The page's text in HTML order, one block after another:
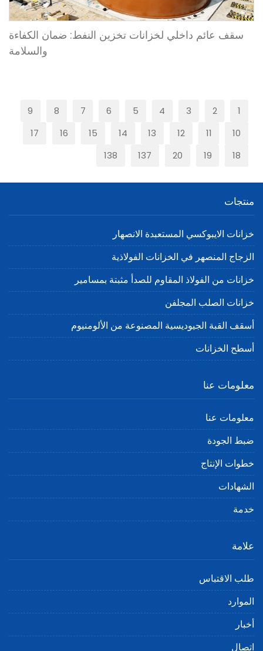
سقف عائم داخلي لخزانات تخزين النفط: ضمان الكفاءة
والسلامة
1
2
3
4
5
6
7
8
9
10
11
12
13
14
15
16
17
18
19
20
137
138
منتجات
خزانات الايبوكسي المستعبدة الانصهار
الزجاج المنصهر في الخزانات الفولاذية
خزانات من الفولاذ المقاوم للصدأ مثبتة بمسامير
خزانات الصلب المجلفن
أسقف القبة الجيوديسية المصنوعة من الألومنيوم
أسطح الخزانات
معلومات عنا
معلومات عنا
ضبط الجودة
خطوات الإنتاج
الشهادات
خدمة
علامة
طلب الاقتباس
الموارد
أخبار
اتصال